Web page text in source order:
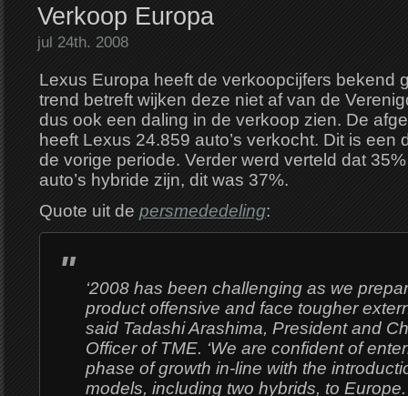
Verkoop Europa
jul 24th. 2008
Lexus Europa heeft de verkoopcijfers bekend
trend betreft wijken deze niet af van de
dus ook een daling in de verkoop zien. De
heeft Lexus 24.859 auto’s verkocht. Dit is een
de vorige periode. Verder werd verteld dat
auto’s hybride zijn, dit was 37%.
Quote uit de persmededeling:
‘2008 has been challenging as we
product offensive and face tougher
said Tadashi Arashima, President and
Officer of TME. ‘We are confident of
phase of growth in-line with the
models, including two hybrids, to